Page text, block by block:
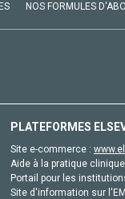
NOS FORMULES
PLATEFORMES
Site e-commerce :
Aide à la pratique
Portail pour les
Site d'information sur